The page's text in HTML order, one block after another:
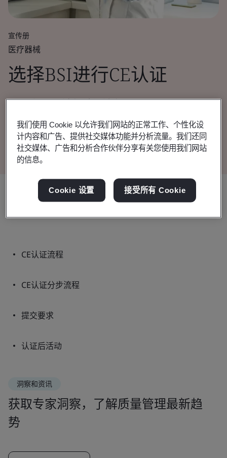
宣传册
医疗器械
选择BSI进行CE认证
MDR和IVDR法规认证流程。
阅读宣传册
本文件的主要内容：
CE认证流程
CE认证分步流程
提交要求
认证后活动
洞察和资讯
获取专家洞察，了解质量管理最新趋
势
我们使用 Cookie 以允许我们网站的正常工作、个性化设
计内容和广告、提供社交媒体功能并分析流量。我们还同
社交媒体、广告和分析合作伙伴分享有关您使用我们网站
的信息。
Cookie 设置 接受所有 Cookie